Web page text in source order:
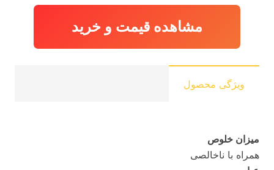
مشاهده قیمت و خرید
ویژگی محصول
میزان خلوص
همراه با ناخالصی